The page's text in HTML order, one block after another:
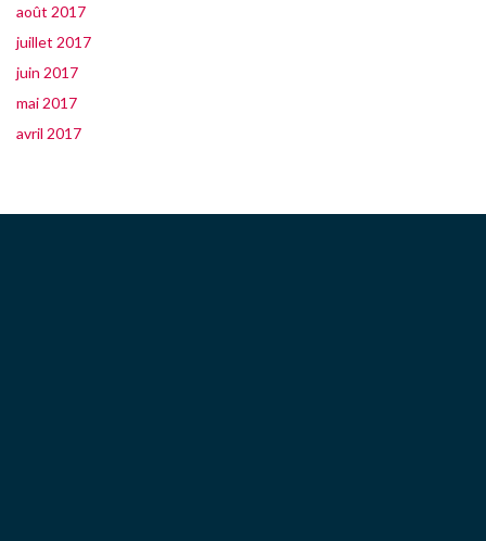
août 2017
juillet 2017
juin 2017
mai 2017
avril 2017